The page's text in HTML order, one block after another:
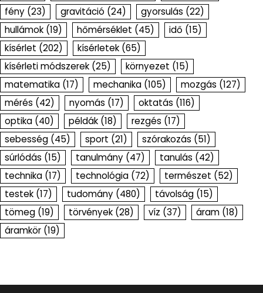
fény (23) gravitáció (24) gyorsulás (22)
hullámok (19) hőmérséklet (45) idő (15)
kísérlet (202) kísérletek (65)
kísérleti módszerek (25) környezet (15)
matematika (17) mechanika (105) mozgás (127)
mérés (42) nyomás (17) oktatás (116)
optika (40) példák (18) rezgés (17)
sebesség (45) sport (21) szórakozás (51)
súrlódás (15) tanulmány (47) tanulás (42)
technika (17) technológia (72) természet (52)
testek (17) tudomány (480) távolság (15)
tömeg (19) törvények (28) víz (37) áram (18)
áramkör (19)